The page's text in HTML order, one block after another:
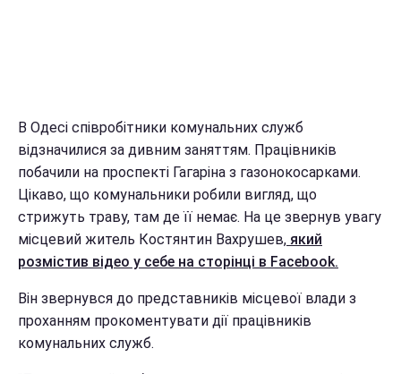
В Одесі співробітники комунальних служб
відзначилися за дивним заняттям. Працівників
побачили на проспекті Гагаріна з газонокосарками.
Цікаво, що комунальники робили вигляд, що
стрижуть траву, там де її немає. На це звернув увагу
місцевий житель Костянтин Вахрушев, який
розмістив відео у себе на сторінці в Facebook.
Він звернувся до представників місцевої влади з
проханням прокоментувати дії працівників
комунальних служб.